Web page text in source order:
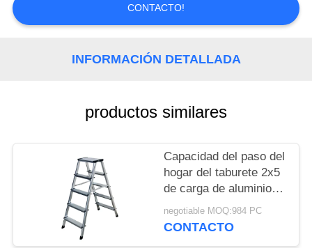
PIDA
PRIVACY
POLICY
CONTACTO!
INFORMACIÓN DETALLADA
productos similares
Capacidad del paso del
hogar del taburete 2x5
de carga de aluminio
150kg/330lb de los
pasos
negotiable MOQ:984 PC
CONTACTO